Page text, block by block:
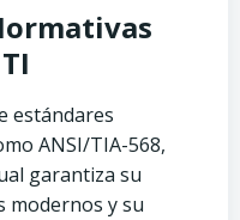
estándares
ANSI/TIA-568,
garantiza su
modernos y su